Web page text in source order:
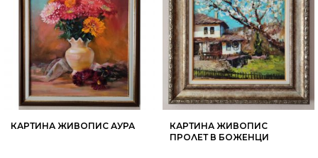
КАРТИНА ЖИВОПИС АУРА
КАРТИНА ЖИВОПИС
ПРОЛЕТ В БОЖЕНЦИ